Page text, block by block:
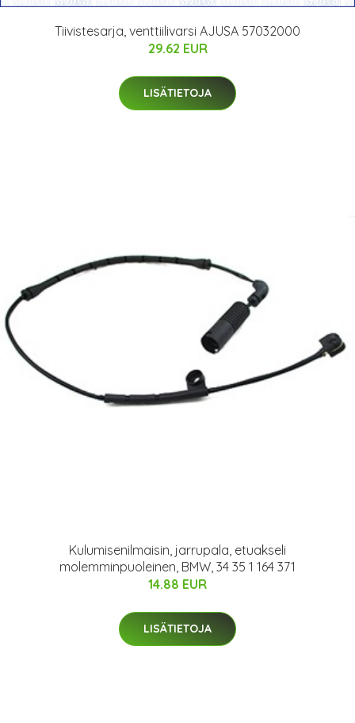
Tiivistesarja, venttiilivarsi AJUSA 57032000
29.62 EUR
LISÄTIETOJA
Kulumisenilmaisin, jarrupala, etuakseli
molemminpuoleinen, BMW, 34 35 1 164 371
14.88 EUR
LISÄTIETOJA